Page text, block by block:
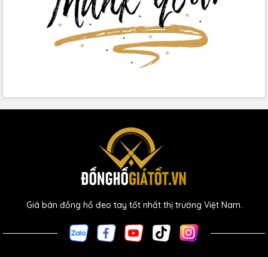
Giá bán đồng hồ đeo tay tốt nhất thị trường Việt Nam.